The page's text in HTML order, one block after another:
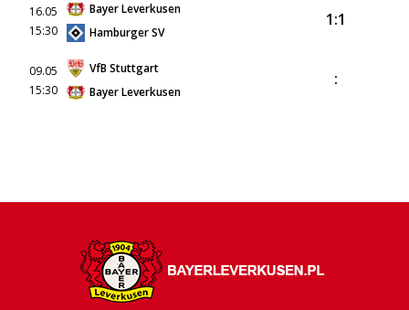
16.05
15:30
Bayer Leverkusen
Hamburger SV
1:1
09.05
15:30
VfB Stuttgart
Bayer Leverkusen
: